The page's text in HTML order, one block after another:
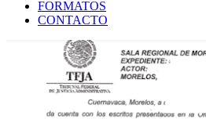
FORMATOS
CONTACTO